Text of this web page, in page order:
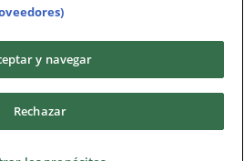
· Shopfully Marketing S.L.U. –
Spain
Política de privacidad
y navegar
Rechazar